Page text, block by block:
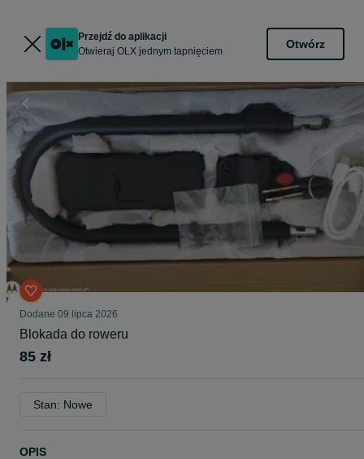
Przejdź do aplikacji
Otwieraj OLX jednym tapnięciem
Otwórz
Dodane 09 lipca 2026
Blokada do roweru
85 zł
Stan: Nowe
OPIS